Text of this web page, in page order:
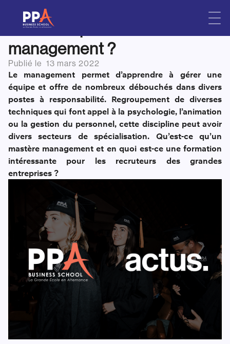
Pourquoi opter pour un
mastère spécialisé dans le
management ?
Publié le 13 mars 2022
Le management permet d’apprendre à gérer une
équipe et offre de nombreux débouchés dans divers
postes à responsabilité. Regroupement de diverses
techniques qui font appel à la psychologie, l’animation
ou la gestion du personnel, cette discipline peut avoir
divers secteurs de spécialisation. Qu’est-ce qu’un
mastère management et en quoi est-ce une formation
intéressante pour les recruteurs des grandes
entreprises ?